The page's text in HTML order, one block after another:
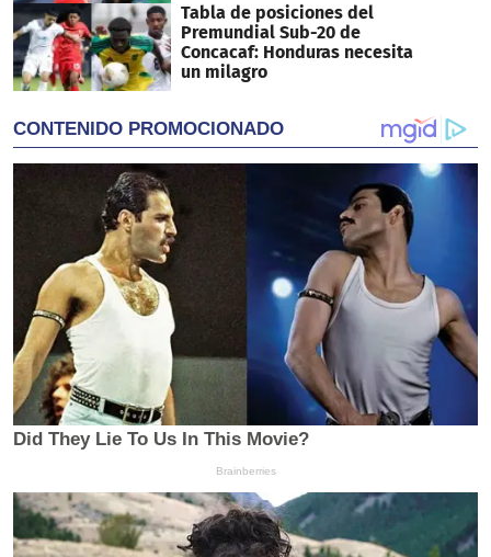
Tabla de posiciones del
Premundial Sub-20 de
Concacaf: Honduras necesita
un milagro